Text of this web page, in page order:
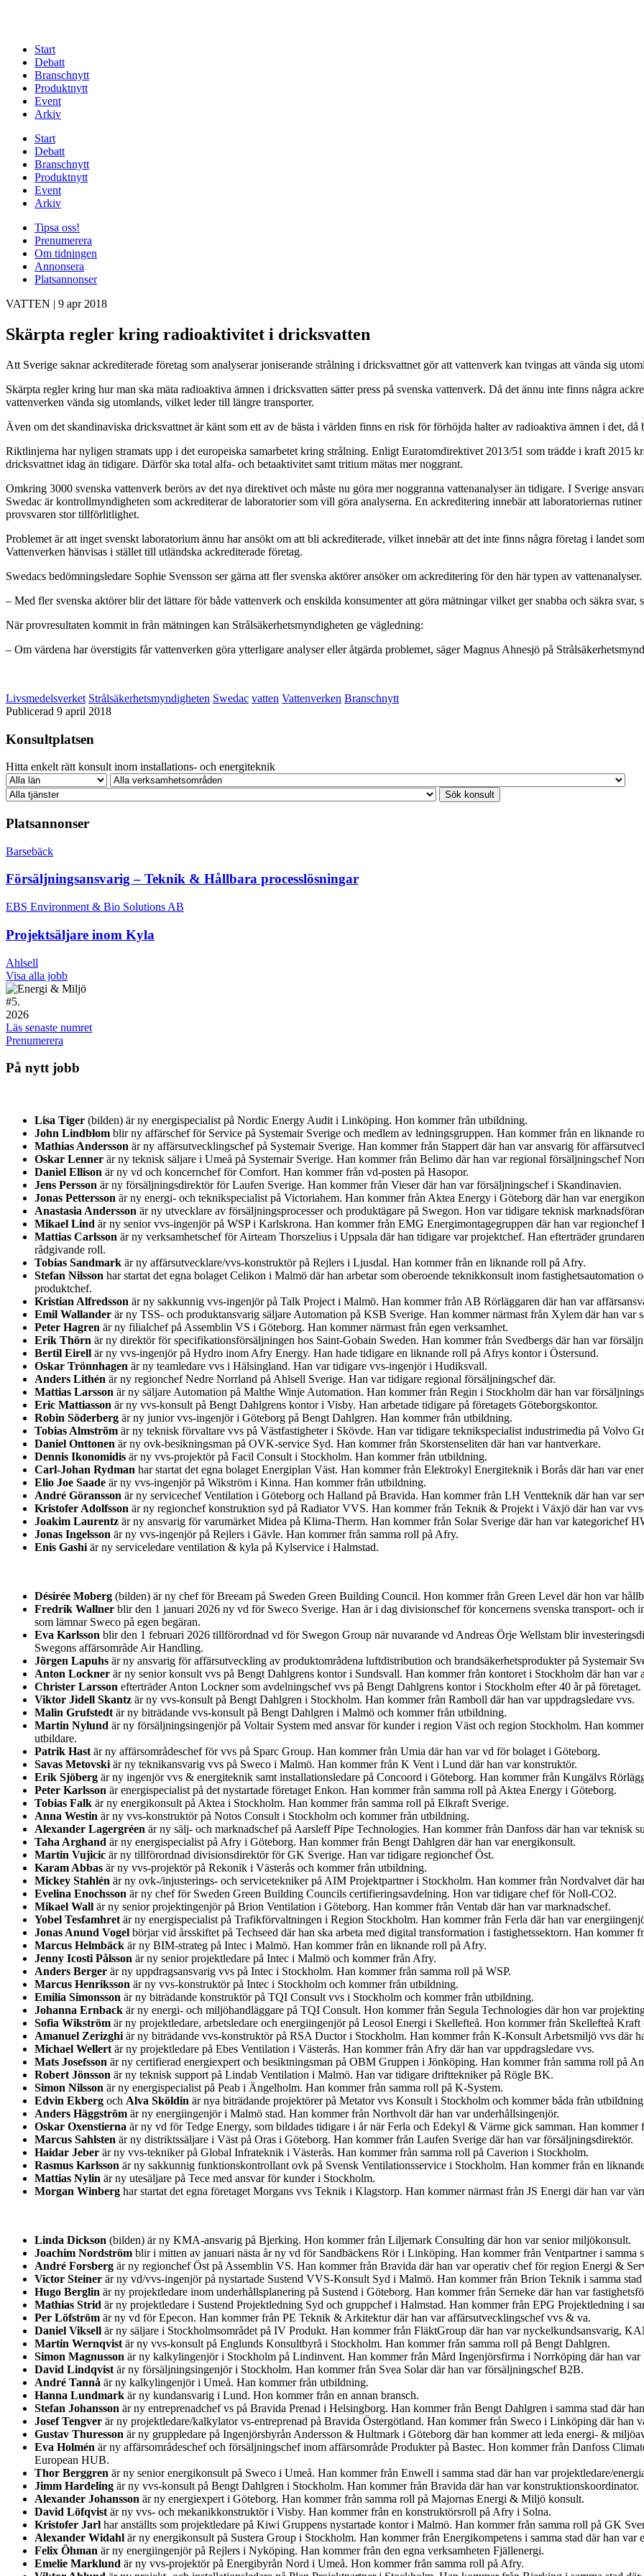
Start
Debatt
Branschnytt
Produktnytt
Event
Arkiv
Start
Debatt
Branschnytt
Produktnytt
Event
Arkiv
Tipsa oss!
Prenumerera
Om tidningen
Annonsera
Platsannonser
VATTEN | 9 apr 2018
Skärpta regler kring radioaktivitet i dricksvatten
Att Sverige saknar ackrediterade företag som analyserar joniserande strålning i dricksvattnet gör att vattenverk kan tvingas att vända sig
Skärpta regler kring hur man ska mäta radioaktiva ämnen i dricksvatten sätter press på svenska vattenverk. Då det ännu inte finns några
vattenverken vända sig utomlands, vilket leder till längre transporter.
Även om det skandinaviska dricksvattnet är känt som ett av de bästa i världen finns en risk för förhöjda halter av radioaktiva ämnen i det,
Riktlinjerna har nyligen stramats upp i det europeiska samarbetet kring strålning. Enligt Euratomdirektivet 2013/51 som trädde i kraft 2015
dricksvattnet idag än tidigare. Därför ska total alfa- och betaaktivitet samt tritium mätas mer noggrant.
Omkring 3000 svenska vattenverk berörs av det nya direktivet och måste nu göra mer noggranna vattenanalyser än tidigare. I Sverige
Swedac är kontrollmyndigheten som ackrediterar de laboratorier som vill göra analyserna. En ackreditering innebär att laboratoriernas
provsvaren stor tillförlitlighet.
Problemet är att inget svenskt laboratorium ännu har ansökt om att bli ackrediterade, vilket innebär att det inte finns några företag i landet
Vattenverken hänvisas i stället till utländska ackrediterade företag.
Swedacs bedömningsledare Sophie Svensson ser gärna att fler svenska aktörer ansöker om ackreditering för den här typen av vattenanalyser.
– Med fler svenska aktörer blir det lättare för både vattenverk och enskilda konsumenter att göra mätningar vilket ger snabba och säkra svar,
När provresultaten kommit in från mätningen kan Strålsäkerhetsmyndigheten ge vägledning:
– Om värdena har överstigits får vattenverken göra ytterligare analyser eller åtgärda problemet, säger Magnus Ahnesjö på
Livsmedelsverket Strålsäkerhetsmyndigheten Swedac vatten Vattenverken Branschnytt
Publicerad 9 april 2018
Konsultplatsen
Hitta enkelt rätt konsult inom installations- och energiteknik
Platsannonser
Barsebäck
Försäljningsansvarig – Teknik & Hållbara processlösningar
EBS Environment & Bio Solutions AB
Projektsäljare inom Kyla
Ahlsell
Visa alla jobb
#5.
2026
Läs senaste numret
Prenumerera
På nytt jobb
Lisa Tiger (bilden) är ny energispecialist på Nordic Energy Audit i Linköping. Hon kommer från utbildning.
John Lindblom blir ny affärschef för Service på Systemair Sverige och medlem av ledningsgruppen. Han kommer från en liknande
Mathias Andersson är ny affärsutvecklingschef på Systemair Sverige. Han kommer från Stappert där han var ansvarig för
Oskar Lenner är ny teknisk säljare i Umeå på Systemair Sverige. Han kommer från Belimo där han var regional försäljningschef
Daniel Ellison är ny vd och koncernchef för Comfort. Han kommer från vd-posten på Hasopor.
Jens Persson är ny försäljningsdirektör för Laufen Sverige. Han kommer från Vieser där han var försäljningschef i Skandinavien.
Jonas Pettersson är ny energi- och teknikspecialist på Victoriahem. Han kommer från Aktea Energy i Göteborg där han var
Anastasia Andersson är ny utvecklare av försäljningsprocesser och produktägare på Swegon. Hon var tidigare teknisk
Mikael Lind är ny senior vvs-ingenjör på WSP i Karlskrona. Han kommer från EMG Energimontagegruppen där han var regionchef
Mattias Carlsson är ny verksamhetschef för Airteam Thorszelius i Uppsala där han tidigare var projektchef. Han efterträder
rådgivande roll.
Tobias Sandmark är ny affärsutvecklare/vvs-konstruktör på Rejlers i Ljusdal. Han kommer från en liknande roll på Afry.
Stefan Nilsson har startat det egna bolaget Celikon i Malmö där han arbetar som oberoende teknikkonsult inom
produktchef.
Kristian Alfredsson är ny sakkunnig vvs-ingenjör på Talk Project i Malmö. Han kommer från AB Rörläggaren där han var
Emil Wallander är ny TSS- och produktansvarig säljare Automation på KSB Sverige. Han kommer närmast från Xylem där han var
Peter Hagren är ny filialchef på Assemblin VS i Göteborg. Han kommer närmast från egen verksamhet.
Erik Thörn är ny direktör för specifikationsförsäljningen hos Saint-Gobain Sweden. Han kommer från Svedbergs där han var
Bertil Eirell är ny vvs-ingenjör på Hydro inom Afry Energy. Han hade tidigare en liknande roll på Afrys kontor i Östersund.
Oskar Trönnhagen är ny teamledare vvs i Hälsingland. Han var tidigare vvs-ingenjör i Hudiksvall.
Anders Lithén är ny regionchef Nedre Norrland på Ahlsell Sverige. Han var tidigare regional försäljningschef där.
Mattias Larsson är ny säljare Automation på Malthe Winje Automation. Han kommer från Regin i Stockholm där han var
Eric Mattiasson är ny vvs-konsult på Bengt Dahlgrens kontor i Visby. Han arbetade tidigare på företagets Göteborgskontor.
Robin Söderberg är ny junior vvs-ingenjör i Göteborg på Bengt Dahlgren. Han kommer från utbildning.
Tobias Almström är ny teknisk förvaltare vvs på Västfastigheter i Skövde. Han var tidigare teknikspecialist industrimedia på Volvo
Daniel Onttonen är ny ovk-besikningsman på OVK-service Syd. Han kommer från Skorstenseliten där han var hantverkare.
Dennis Ikonomidis är ny vvs-projektör på Facil Consult i Stockholm. Han kommer från utbildning.
Carl-Johan Rydman har startat det egna bolaget Energiplan Väst. Han kommer från Elektrokyl Energiteknik i Borås där han var
Elio Joe Saade är ny vvs-ingenjör på Wikström i Kinna. Han kommer från utbildning.
André Göransson är ny servicechef Ventilation i Göteborg och Halland på Bravida. Han kommer från LH Ventteknik där han var
Kristofer Adolfsson är ny regionchef konstruktion syd på Radiator VVS. Han kommer från Teknik & Projekt i Växjö där han var
Joakim Laurentz är ny ansvarig för varumärket Midea på Klima-Therm. Han kommer från Solar Sverige där han var kategorichef
Jonas Ingelsson är ny vvs-ingenjör på Rejlers i Gävle. Han kommer från samma roll på Afry.
Enis Gashi är ny serviceledare ventilation & kyla på Kylservice i Halmstad.
Désirée Moberg (bilden) är ny chef för Breeam på Sweden Green Building Council. Hon kommer från Green Level där hon var
Fredrik Wallner blir den 1 januari 2026 ny vd för Sweco Sverige. Han är i dag divisionschef för koncernens svenska transport-
som lämnar Sweco på egen begäran.
Eva Karlsson blir den 1 februari 2026 tillförordnad vd för Swegon Group när nuvarande vd Andreas Örje Wellstam blir
Swegons affärsområde Air Handling.
Jörgen Lapuhs är ny ansvarig för affärsutveckling av produktområdena luftdistribution och brandsäkerhetsprodukter på Systemair
Anton Lockner är ny senior konsult vvs på Bengt Dahlgrens kontor i Sundsvall. Han kommer från kontoret i Stockholm där han var
Christer Larsson efterträder Anton Lockner som avdelningschef vvs på Bengt Dahlgrens kontor i Stockholm efter 40 år på företaget.
Viktor Jidell Skantz är ny vvs-konsult på Bengt Dahlgren i Stockholm. Han kommer från Ramboll där han var uppdragsledare vvs.
Malin Grufstedt är ny biträdande vvs-konsult på Bengt Dahlgren i Malmö och kommer från utbildning.
Martin Nylund är ny försäljningsingenjör på Voltair System med ansvar för kunder i region Väst och region Stockholm. Han
utbildare.
Patrik Hast är ny affärsområdeschef för vvs på Sparc Group. Han kommer från Umia där han var vd för bolaget i Göteborg.
Savas Metovski är ny teknikansvarig vvs på Sweco i Malmö. Han kommer från K Vent i Lund där han var konstruktör.
Erik Sjöberg är ny ingenjör vvs & energiteknik samt installationsledare på Concoord i Göteborg. Han kommer från Kungälvs
Peter Karlsson är energispecialist på det nystartade företaget Enkon. Han kommer från samma roll på Aktea Energy i Göteborg.
Tobias Falk är ny energikonsult på Aktea i Stockholm. Han kommer från samma roll på Elkraft Sverige.
Anna Westin är ny vvs-konstruktör på Notos Consult i Stockholm och kommer från utbildning.
Alexander Lagergréen är ny sälj- och marknadschef på Aarsleff Pipe Technologies. Han kommer från Danfoss där han var teknisk
Taha Arghand är ny energispecialist på Afry i Göteborg. Han kommer från Bengt Dahlgren där han var energikonsult.
Martin Vujicic är ny tillförordnad divisionsdirektör för GK Sverige. Han var tidigare regionchef Öst.
Karam Abbas är ny vvs-projektör på Rekonik i Västerås och kommer från utbildning.
Mickey Stahlén är ny ovk-/injusterings- och servicetekniker på AIM Projektpartner i Stockholm. Han kommer från Nordvalvet där
Evelina Enochsson är ny chef för Sweden Green Building Councils certifieringsavdelning. Hon var tidigare chef för Noll-CO2.
Mikael Wall är ny senior projektingenjör på Brion Ventilation i Göteborg. Han kommer från Ventab där han var marknadschef.
Yobel Tesfamhret är ny energispecialist på Trafikförvaltningen i Region Stockholm. Han kommer från Ferla där han var
Jonas Anund Vogel börjar vid årsskiftet på Techseed där han ska arbeta med digital transformation i fastighetssektorn. Han
Marcus Helmbäck är ny BIM-strateg på Intec i Malmö. Han kommer från en liknande roll på Afry.
Jenny Icosti Pålsson är ny senior projektledare på Intec i Malmö och kommer från Afry.
Anders Berger är ny uppdragsansvarig vvs på Intec i Stockholm. Han kommer från samma roll på WSP.
Marcus Henriksson är ny vvs-konstruktör på Intec i Stockholm och kommer från utbildning.
Emilia Simonsson är ny biträdande konstruktör på TQI Consult vvs i Stockholm och kommer från utbildning.
Johanna Ernback är ny energi- och miljöhandläggare på TQI Consult. Hon kommer från Segula Technologies där hon var
Sofia Wikström är ny projektledare, arbetsledare och energiingenjör på Leosol Energi i Skellefteå. Hon kommer från Skellefteå Kraft
Amanuel Zerizghi är ny biträdande vvs-konstruktör på RSA Ductor i Stockholm. Han kommer från K-Konsult Arbetsmiljö vvs där
Michael Wellert är ny projektledare på Ebes Ventilation i Västerås. Han kommer från Afry där han var uppdragsledare vvs.
Mats Josefsson är ny certifierad energiexpert och besiktningsman på OBM Gruppen i Jönköping. Han kommer från samma roll på
Robert Jönsson är ny teknisk support på Lindab Ventilation i Malmö. Han var tidigare drifttekniker på Rögle BK.
Simon Nilsson är ny energispecialist på Peab i Ängelholm. Han kommer från samma roll på K-System.
Edvin Ekberg och Alva Sköldin är nya biträdande projektörer på Metator vvs Konsult i Stockholm och kommer båda från
Anders Häggström är ny energiingenjör i Malmö stad. Han kommer från Northvolt där han var underhållsingenjör.
Oskar Oxenstierna är ny vd för Tedge Energy, som bildades tidigare i år när Ferla och Edekyl & Värme gick samman. Han
Marcus Sahlsten är ny distriktssäljare i Väst på Oras i Göteborg. Han kommer från Laufen Sverige där han var försäljningsdirektör.
Haidar Jeber är ny vvs-tekniker på Global Infrateknik i Västerås. Han kommer från samma roll på Caverion i Stockholm.
Rasmus Karlsson är ny sakkunnig funktionskontrollant ovk på Svensk Ventilationsservice i Stockholm. Han kommer från en
Mattias Nylin är ny utesäljare på Tece med ansvar för kunder i Stockholm.
Morgan Winberg har startat det egna företaget Morgans vvs Teknik i Klagstorp. Han kommer närmast från JS Energi där han var
Linda Dickson (bilden) är ny KMA-ansvarig på Bjerking. Hon kommer från Liljemark Consulting där hon var senior miljökonsult.
Joachim Nordström blir i mitten av januari nästa år ny vd för Sandbäckens Rör i Linköping. Han kommer från Ventpartner i samma
André Forsberg är ny regionchef Öst på Assemblin VS. Han kommer från Bravida där han var operativ chef för region Energi &
Victor Steiner är ny vd/vvs-ingenjör på nystartade Sustend VVS-Konsult Syd i Malmö. Han kommer från Brion Teknik i samma
Hugo Berglin är ny projektledare inom underhållsplanering på Sustend i Göteborg. Han kommer från Serneke där han var
Mathias Strid är ny projektledare i Sustend Projektledning Syd och gruppchef i Halmstad. Han kommer från EPG Projektledning i
Per Löfström är ny vd för Epecon. Han kommer från PE Teknik & Arkitektur där han var affärsutvecklingschef vvs & va.
Daniel Viksell är ny säljare i Stockholmsområdet på IV Produkt. Han kommer från FläktGroup där han var nyckelkundsansvarig,
Martin Wernqvist är ny vvs-konsult på Englunds Konsultbyrå i Stockholm. Han kommer från samma roll på Bengt Dahlgren.
Simon Magnusson är ny kalkylingenjör i Stockholm på Lindinvent. Han kommer från Mård Ingenjörsfirma i Norrköping där han var
David Lindqvist är ny försäljningsingenjör i Stockholm. Han kommer från Svea Solar där han var försäljningschef B2B.
André Tannå är ny kalkylingenjör i Umeå. Han kommer från utbildning.
Hanna Lundmark är ny kundansvarig i Lund. Hon kommer från en annan bransch.
Stefan Johansson är ny entreprenadchef vs på Bravida Prenad i Helsingborg. Han kommer från Bengt Dahlgren i samma stad där
Josef Tengver är ny projektledare/kalkylator vs-entreprenad på Bravida Östergötland. Han kommer från Sweco i Linköping där han
Gustav Thuresson är ny gruppledare på Ingenjörsbyrån Andersson & Hultmark i Göteborg där han kommer att leda energi- &
Eva Holmén är ny affärsområdeschef och försäljningschef inom affärsområde Produkter på Bastec. Hon kommer från Danfoss
European HUB.
Thor Berggren är ny senior energikonsult på Sweco i Umeå. Han kommer från Enwell i samma stad där han var projektledare/
Jimm Hardeling är ny vvs-konsult på Bengt Dahlgren i Stockholm. Han kommer från Bravida där han var konstruktionskoordinator.
Alexander Johansson är ny energiexpert i Göteborg. Han kommer från samma roll på Majornas Energi & Miljö konsult.
David Löfqvist är ny vvs- och mekanikkonstruktör i Visby. Han kommer från en konstruktörsroll på Afry i Solna.
Kristofer Jarl har anställts som projektledare på Kiwi Gruppens nystartade kontor i Malmö. Han kommer från samma roll på GK
Alexander Widahl är ny energikonsult på Sustera Group i Stockholm. Han kommer från Energikompetens i samma stad där han var
Felix Öhman är ny energiingenjör på Rejlers i Nyköping. Han kommer från den egna verksamheten Fjällenergi.
Emelie Marklund är ny vvs-projektör på Energibyrån Nord i Umeå. Hon kommer från samma roll på Afry.